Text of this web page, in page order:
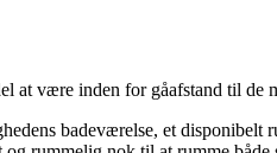
at være inden for gåafstand til de
badeværelse, et